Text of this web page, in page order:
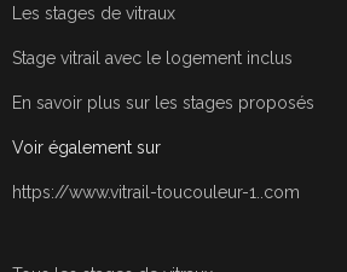
Les stages de vitraux
Stage vitrail avec le logement inclus
En savoir plus sur les stages proposés
Voir également sur
https://www.vitrail-toucouleur-1..com